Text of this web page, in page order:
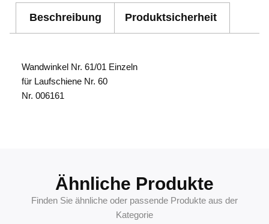
Beschreibung Produktsicherheit
Wandwinkel Nr. 61/01 Einzeln
für Laufschiene Nr. 60
Nr. 006161
Ähnliche Produkte
Finden Sie ähnliche oder passende Produkte aus der
Kategorie